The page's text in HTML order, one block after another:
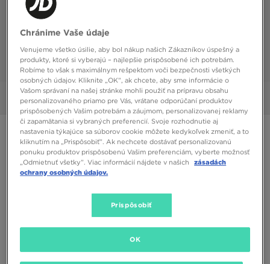
Obrázky 360°
HOKA STINSON 7
90,00 €
EU US
Chránime Vaše údaje
Venujeme všetko úsilie, aby bol nákup našich Zákazníkov úspešný a
produkty, ktoré si vyberajú – najlepšie prispôsobené ich potrebám.
Robíme to však s maximálnym rešpektom voči bezpečnosti všetkých
osobných údajov. Kliknite „OK”, ak chcete, aby sme informácie o
Vašom správaní na našej stránke mohli použiť na prípravu obsahu
personalizovaného priamo pre Vás, vrátane odporúčaní produktov
prispôsobených Vašim potrebám a záujmom, personalizovanej reklamy
či zapamätania si vybraných preferencií. Svoje rozhodnutie aj
nastavenia týkajúce sa súborov cookie môžete kedykoľvek zmeniť, a to
kliknutím na „Prispôsobiť”. Ak nechcete dostávať personalizovanú
ponuku produktov prispôsobenú Vašim preferenciám, vyberte možnosť
„Odmietnuť všetky”. Viac informácií nájdete v našich
zásadách
ochrany osobných údajov.
Prispôsobiť
OK